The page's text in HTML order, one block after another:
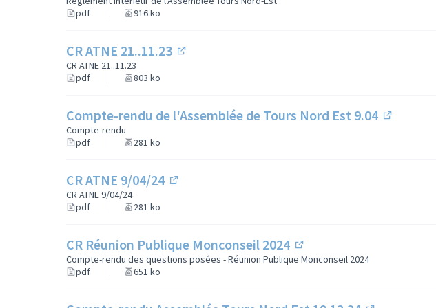
pdf
916 ko
CR ATNE 21..11.23
CR ATNE 21..11.23
pdf
803 ko
Compte-rendu de l'Assemblée de Tours Nord Est 9.04
Compte-rendu
pdf
281 ko
CR ATNE 9/04/24
CR ATNE 9/04/24
pdf
281 ko
CR Réunion Publique Monconseil 2024
(Lien externe)
Compte-rendu des questions posées - Réunion Publique Monconseil 2024
pdf
651 ko